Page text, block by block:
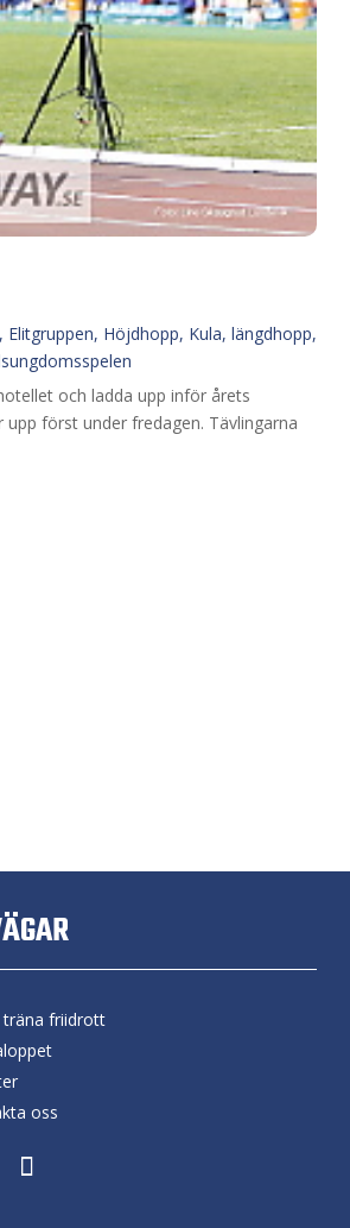
, Elitgruppen, Höjdhopp, Kula,längdhopp,
och ladda upp inför årets
först under fredagen. Tävlingarna
friidrott
oss